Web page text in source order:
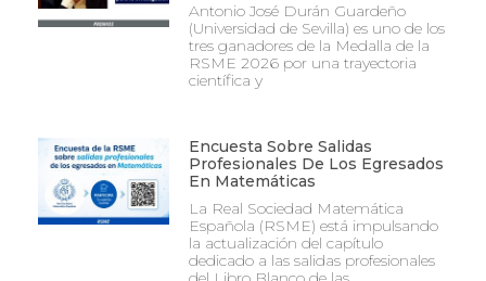
Antonio José Durán Guardeño
(Universidad de Sevilla) es uno de los
tres ganadores de la Medalla de la
RSME 2026 por una trayectoria
científica y
Encuesta Sobre Salidas
Profesionales De Los Egresados
En Matemáticas
La Real Sociedad Matemática
Española (RSME) está impulsando
la actualización del capítulo
dedicado a las salidas profesionales